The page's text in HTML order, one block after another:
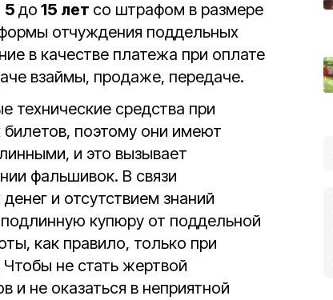
5 до 15 лет со штрафом в размере
отчуждения поддельных
в качестве платежа при оплате
взаймы, продаже, передаче.
технические средства при
поэтому они имеют
и это вызывает
фальшивок. В связи
и отсутствием знаний
купюру от поддельной
как правило, только при
не стать жертвой
и не оказаться в неприятной